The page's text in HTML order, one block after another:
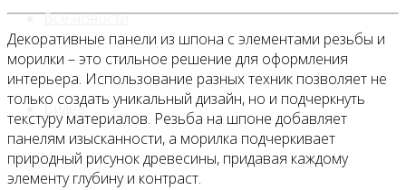
Все новости
Видео
Декоративные панели из шпона с элементами резьбы и
морилки – это стильное решение для оформления
интерьера. Использование разных техник позволяет не
только создать уникальный дизайн, но и подчеркнуть
текстуру материалов. Резьба на шпоне добавляет
панелям изысканности, а морилка подчеркивает
природный рисунок древесины, придавая каждому
элементу глубину и контраст.